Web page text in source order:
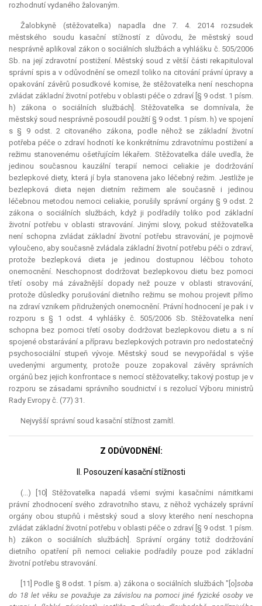
rozhodnutí vydaného žalovaným.
Žalobkyně (stěžovatelka) napadla dne 7. 4. 2014 rozsudek
městského soudu kasační stížností z důvodu, že městský soud
nesprávně aplikoval zákon o sociálních službách a vyhlášku č. 505/2006
Sb. na její zdravotní postižení. Městský soud z větší části rekapituloval
správní spis a v odůvodnění se omezil toliko na citování právní úpravy a
opakování závěrů posudkové komise, že stěžovatelka není neschopna
zvládat základní životní potřebu v oblasti péče o zdraví [§ 9 odst. 1 písm.
h) zákona o sociálních službách]. Stěžovatelka se domnívala, že
městský soud nesprávně posoudil použití § 9 odst. 1 písm. h) ve spojení
s § 9 odst. 2 citovaného zákona, podle něhož se základní životní
potřeba péče o zdraví hodnotí ke konkrétnímu zdravotnímu postižení a
režimu stanovenému ošetřujícím lékařem. Stěžovatelka dále uvedla, že
jedinou současnou kauzální terapií nemoci celiakie je dodržování
bezlepkové diety, která jí byla stanovena jako léčebný režim. Jestliže je
bezlepková dieta nejen dietním režimem ale současně i jedinou
léčebnou metodou nemoci celiakie, porušily správní orgány § 9 odst. 2
zákona o sociálních službách, když ji podřadily toliko pod základní
životní potřebu v oblasti stravování. Jinými slovy, pokud stěžovatelka
není schopna zvládat základní životní potřebu stravování, je pojmově
vyloučeno, aby současně zvládala základní životní potřebu péči o zdraví,
protože bezlepková dieta je jedinou dostupnou léčbou tohoto
onemocnění. Neschopnost dodržovat bezlepkovou dietu bez pomoci
třetí osoby má závažnější dopady než pouze v oblasti stravování,
protože důsledky porušování dietního režimu se mohou projevit přímo
na zdraví vznikem přidružených onemocnění. Právní hodnocení je pak i v
rozporu s § 1 odst. 4 vyhlášky č. 505/2006 Sb. Stěžovatelka není
schopna bez pomoci třetí osoby dodržovat bezlepkovou dietu a s ní
spojené obstarávání a přípravu bezlepkových potravin pro nedostatečný
psychosociální stupeň vývoje. Městský soud se nevypořádal s výše
uvedenými argumenty, protože pouze zopakoval závěry správních
orgánů bez jejich konfrontaces nemocí stěžovatelky; takový postup je v
rozporu se zásadami správního soudnictví i s rezolucí Výboru ministrů
Rady Evropy č. (77) 31.
Nejvyšší správní soud kasační stížnost zamítl.
Z ODŮVODNĚNÍ:
II. Posouzení kasační stížnosti
(...) [10] Stěžovatelka napadá všemi svými kasačními námitkami
právní zhodnocení svého zdravotního stavu, z něhož vycházely správní
orgány obou stupňů i městský soud a slovy kterého není neschopna
zvládat základní životní potřebu v oblasti péče o zdraví [§ 9 odst. 1 písm.
h) zákon o sociálních službách]. Správní orgány totiž dodržování
dietního opatření při nemoci celiakie podřadily pouze pod základní
životní potřebu stravování.
[11] Podle § 8 odst. 1 písm. a) zákona o sociálních službách "[o] soba
do 18 let věku se považuje za závislou na pomoci jiné fyzické osoby ve